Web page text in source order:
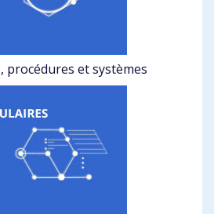
procédures et systèmes